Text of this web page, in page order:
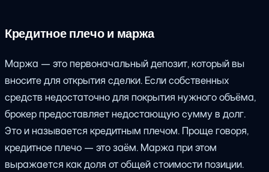
Кредитное плечо и маржа
Маржа — это первоначальный депозит, который вы
вносите для открытия сделки. Если собственных
средств недостаточно для покрытия нужного объёма,
брокер предоставляет недостающую сумму в долг.
Это и называется кредитным плечом. Проще говоря,
кредитное плечо — это заём. Маржа при этом
выражается как доля от общей стоимости позиции.